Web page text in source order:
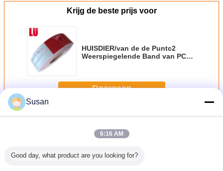
Krijg de beste prijs voor
HUISDIER/van de de Puntc2
Weerspiegelende Band van PC
Doorgaan
MeerPuntc2 Weerspiegelende Band
Susan
6:16 AM
Good day, what product are you looking for?